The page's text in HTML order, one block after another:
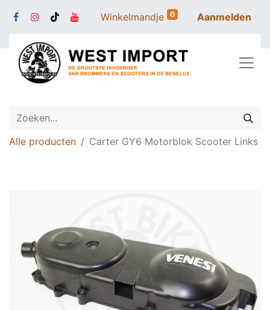
Winkelmandje 0 Aanmelden
Alle producten Carter GY6 Motorblok Scooter Links